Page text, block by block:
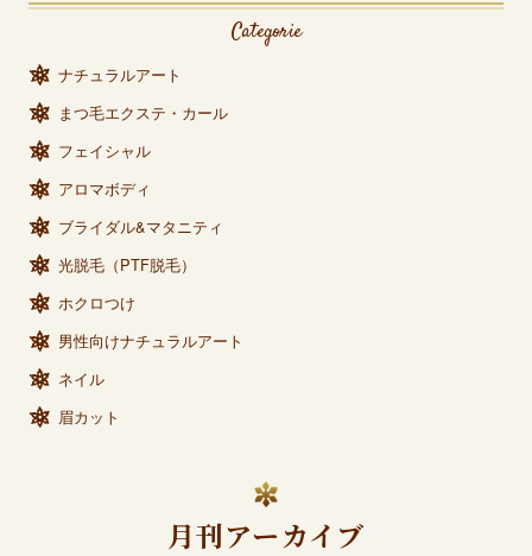
Categorie
ナチュラルアート
まつ毛エクステ・カール
フェイシャル
アロマボディ
ブライダル&マタニティ
光脱毛（PTF脱毛）
ホクロつけ
男性向けナチュラルアート
ネイル
眉カット
月刊アーカイブ